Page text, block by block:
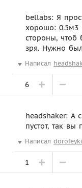
bellabs: Я
хорошо: 0.5м3
стороны, чтоб
зря. Нужно
Написал
6
headshaker: А
пустот, так вы
Написал
1